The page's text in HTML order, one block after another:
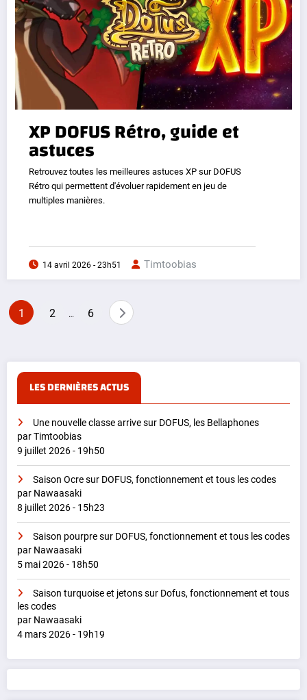
XP DOFUS Rétro, guide et
astuces
Retrouvez toutes les meilleures astuces XP sur DOFUS
Rétro qui permettent d'évoluer rapidement en jeu de
multiples manières.
14 avril 2026 - 23h51 Timtoobias
Pagination
1 2 … 6
LES DERNIÈRES ACTUS
Une nouvelle classe arrive sur DOFUS, les Bellaphones
par Timtoobias
9 juillet 2026 - 19h50
Saison Ocre sur DOFUS, fonctionnement et tous les codes
par Nawaasaki
8 juillet 2026 - 15h23
Saison pourpre sur DOFUS, fonctionnement et tous les codes
par Nawaasaki
5 mai 2026 - 18h50
Saison turquoise et jetons sur Dofus, fonctionnement et tous
les codes
par Nawaasaki
4 mars 2026 - 19h19